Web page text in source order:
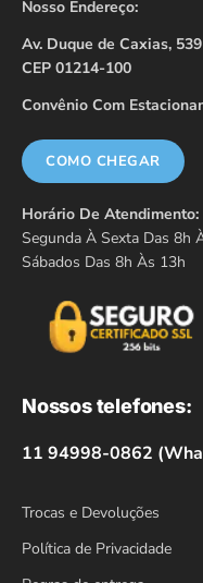
Nosso Endereço:
Av. Duque de Caxias,
CEP 01214-100
Convênio Com
COMO CHEGAR
Horário De Atendimento:
Segunda À Sexta Das 8h
Sábados Das 8h Às 13h
Nossos telefones:
11 94998-0862
Trocas e Devoluções
Política de Privacidade